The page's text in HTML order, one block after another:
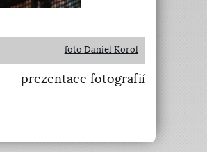
foto Daniel Korol
prezentace fotografií